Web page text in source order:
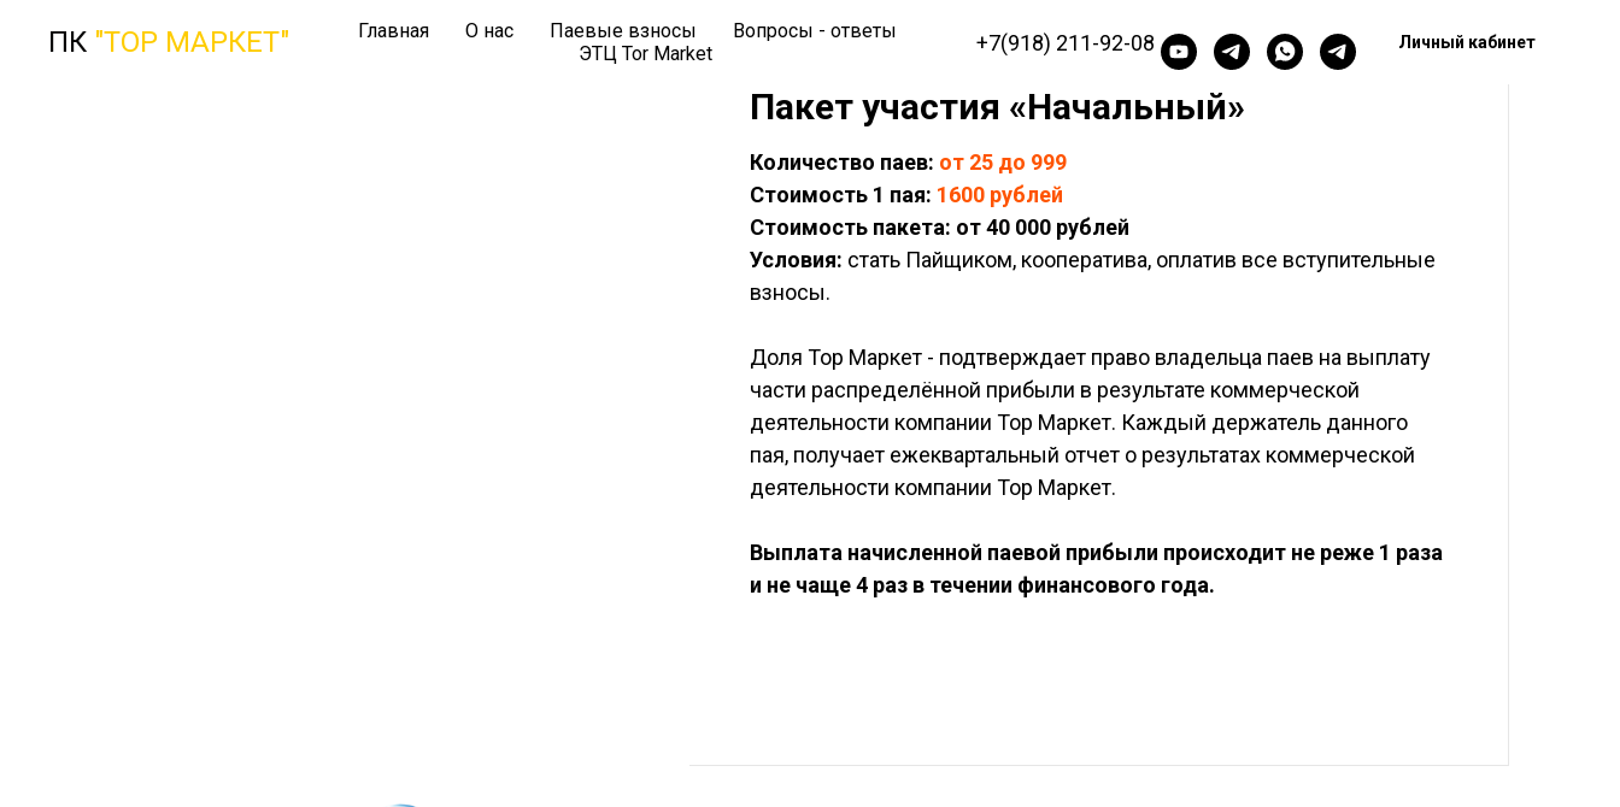
ПК "ТОР МАРКЕТ" Главная О нас Паевые взносы
Вопросы - ответы
ЭТЦ Tor Market
+7(918) 211-92-08 Личный кабинет
Пакет участия «Начальный»
Количество паев: от 25 до 999
Стоимость 1 пая: 1600 рублей
Стоимость пакета: от 40 000 рублей
Условия: стать Пайщиком, кооператива, оплатив все вступительные
взносы.
Доля Тор Маркет - подтверждает право владельца паев на выплату
части распределённой прибыли в результате коммерческой
деятельности компании Тор Маркет. Каждый держатель данного
пая, получает ежеквартальный отчет о результатах коммерческой
деятельности компании Тор Маркет.
Выплата начисленной паевой прибыли происходит не реже 1 раза
и не чаще 4 раз в течении финансового года.